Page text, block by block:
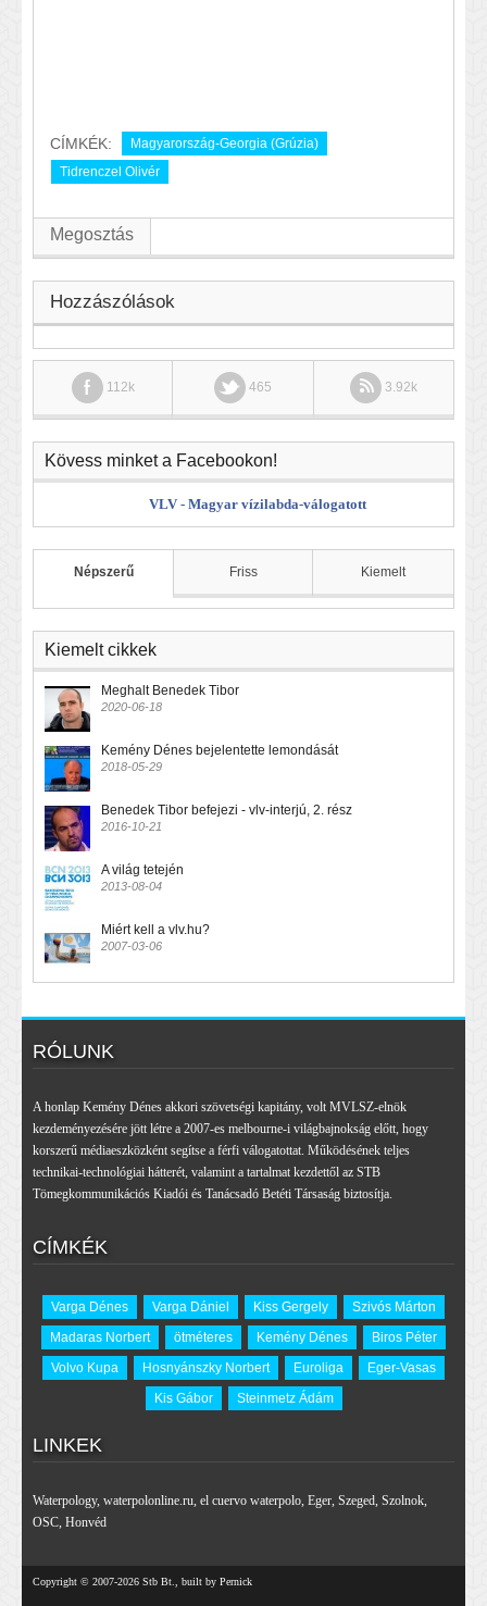
CÍMKÉK:
Magyarország-Georgia (Grúzia)
Tidrenczel Olivér
Megosztás
Hozzászólások
112k 465 3.92k
Kövess minket a Facebookon!
VLV - Magyar vízilabda-válogatott
Népszerű Friss Kiemelt
Kiemelt cikkek
Meghalt Benedek Tibor
2020-06-18
Kemény Dénes bejelentette lemondását
2018-05-29
Benedek Tibor befejezi - vlv-interjú, 2. rész
2016-10-21
A világ tetején
2013-08-04
Miért kell a vlv.hu?
2007-03-06
RÓLUNK
A honlap Kemény Dénes akkori szövetségi kapitány, volt MVLSZ-elnök
kezdeményezésére jött létre a 2007-es melbourne-i világbajnokság előtt, hogy
korszerű médiaeszközként segítse a férfi válogatottat. Működésének teljes
technikai-technológiai hátterét, valamint a tartalmat kezdettől az STB
Tömegkommunikációs Kiadói és Tanácsadó Betéti Társaság biztosítja.
CÍMKÉK
Varga Dénes Varga Dániel Kiss Gergely
Szivós Márton
Madaras Norbert
ötméteres Kemény Dénes
Biros Péter
Volvo Kupa
Hosnyánszky Norbert Euroliga
Eger-Vasas
Kis Gábor
Steinmetz Ádám
LINKEK
Waterpology, waterpolonline.ru, el cuervo waterpolo, Eger, Szeged, Szolnok,
OSC, Honvéd
Copyright © 2007-2026 Stb Bt., built by Pernick